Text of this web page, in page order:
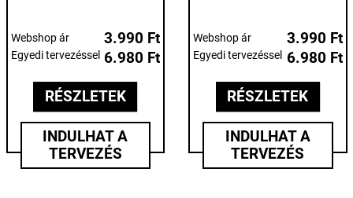
Webshop ár 3.990 Ft
Egyedi tervezéssel 6.980 Ft
RÉSZLETEK
INDULHAT A
TERVEZÉS
Webshop ár 3.990 Ft
Egyedi tervezéssel 6.980 Ft
RÉSZLETEK
INDULHAT A
TERVEZÉS